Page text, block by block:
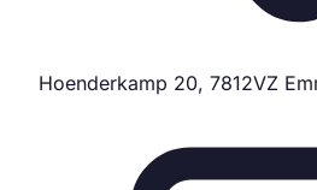
Hoenderkamp 20, 7812VZ